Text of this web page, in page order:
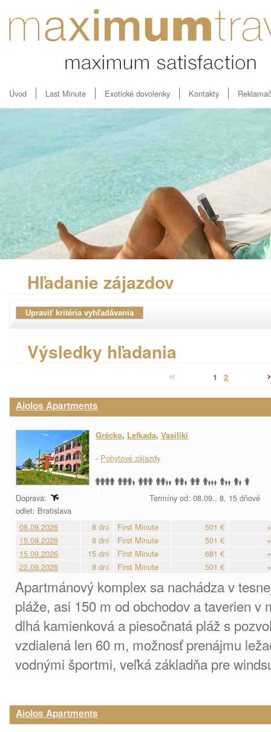
Úvod Last Minute Exotické dovolenky Kontakty
Hľadanie zájazdov
Výsledky hľadania
1 2
Aiolos Apartments
Grécko, Lefkada, Vasiliki
- Pobytové zájazdy
Doprava:
Termíny od: 08.09., 8, 15 dňové
odlet: Bratislava
08.09.2026
8 dní First Minute 501 €
15.09.2026
8 dní First Minute 501 €
15.09.2026
15 dní First Minute 681 €
22.09.2026
8 dní First Minute 501 €
Apartmánový komplex sa nachádza v
pláže, asi 150 m od obchodov a taverien v
dlhá kamienková a piesočnatá pláž s
vzdialená len 60 m, možnosť prenájmu
vodnými športmi, veľká základňa pre
Aiolos Apartments